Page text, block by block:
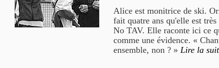
Alice est monitrice de ski.
fait quatre ans qu'elle est
No TAV. Elle raconte ici ce
comme une évidence. «
ensemble, non ? » Lire la